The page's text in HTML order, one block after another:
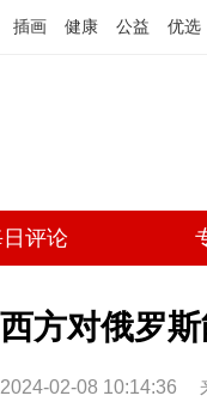
插画 健康 公益 优选
评论
西方对俄罗
2024-02-08 10:14:36